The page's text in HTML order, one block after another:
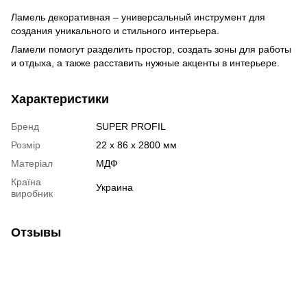
Ламель декоративная – универсальный инструмент для
создания уникального и стильного интерьера.
Ламели помогут разделить простор, создать зоны для работы
и отдыха, а также расставить нужные акценты в интерьере.
Характеристики
Бренд
SUPER PROFIL
Розмір
22 х 86 х 2800 мм
Матеріал
МДФ
Країна
виробник
Украина
Отзывы